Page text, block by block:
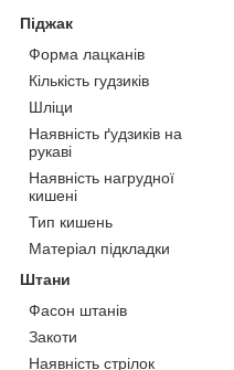
Піджак
Форма лацканів
Кількість гудзиків
Шліци
Наявність ґудзиків на
рукаві
Наявність нагрудної
кишені
Тип кишень
Матеріал підкладки
Штани
Фасон штанів
Закоти
Наявність стрілок